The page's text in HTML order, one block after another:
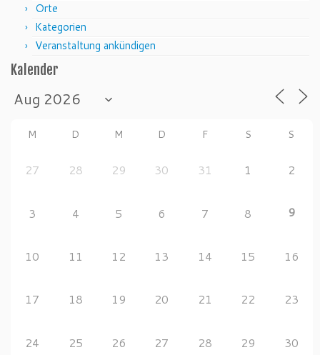
Orte
Kategorien
Veranstaltung ankündigen
Kalender
M D M D F S S
27 28 29 30 31 1 2
3 4 5 6 7 8 9
10 11 12 13 14 15 16
17 18 19 20 21 22 23
24 25 26 27 28 29 30